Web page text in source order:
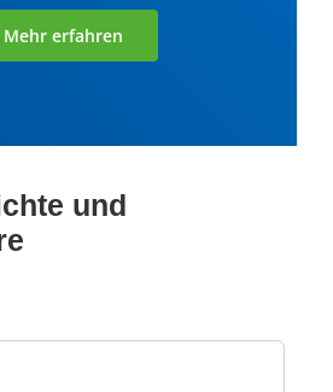
Mehr erfahren
und